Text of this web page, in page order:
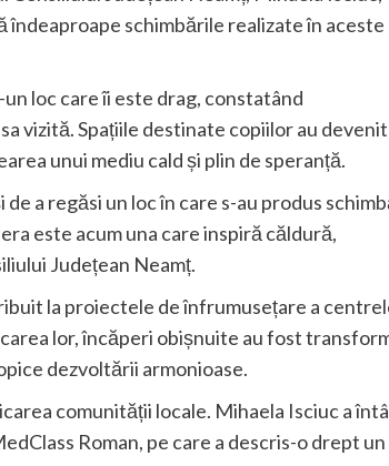
îndeaproape schimbările realizate în aceste
loc care îi este drag, constatând
vizită. Spațiile destinate copiilor au devenit
unui mediu cald și plin de speranță.
a regăsi un loc în care s-au produs
este acum una care inspiră căldură,
Județean Neamț.
la proiectele de înfrumusețare a
lor, încăperi obișnuite au fost
dezvoltării armonioase.
comunității locale. Mihaela Isciuc a
Roman, pe care a descris-o drept un